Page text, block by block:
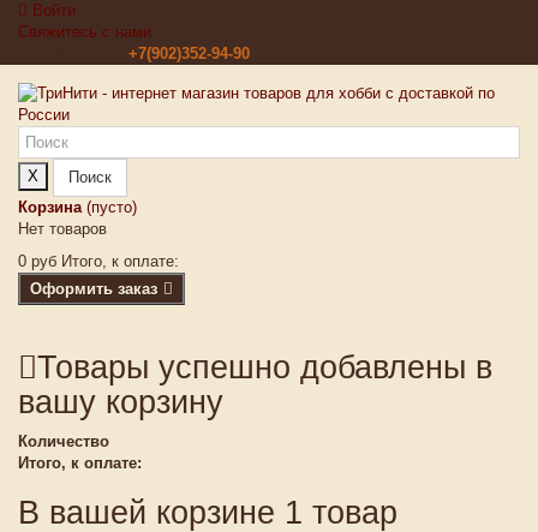
Войти
Свяжитесь с нами
+7(902)352-94-90
X
Поиск
Корзина (пусто)
Нет товаров
0 руб Итого, к оплате:
Оформить заказ
Товары успешно добавлены в
вашу корзину
Количество
Итого, к оплате:
В вашей корзине 1 товар